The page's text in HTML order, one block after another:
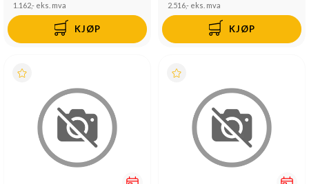
1.162,- eks. mva
KJØP
2.516,- eks. mva
KJØP